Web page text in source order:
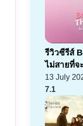
รีวิวซีรีส์
ไม่สายที่จ
13 July
7.1